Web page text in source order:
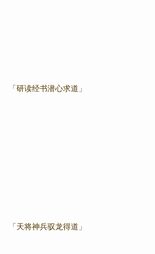
「研读经书潜心求道」
「天将神兵驭龙得道」